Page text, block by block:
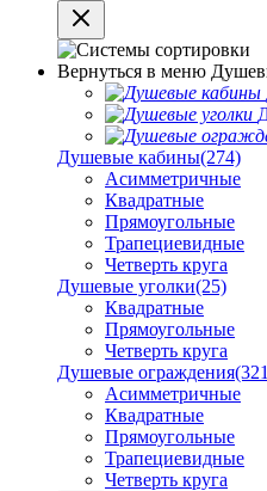
Вернуться в меню
Душевые кабины(274)
Асимметричные
Квадратные
Прямоугольные
Трапециевидные
Четверть круга
Душевые уголки(25)
Квадратные
Прямоугольные
Четверть круга
Душевые ограждения
Асимметричные
Квадратные
Прямоугольные
Трапециевидные
Четверть круга